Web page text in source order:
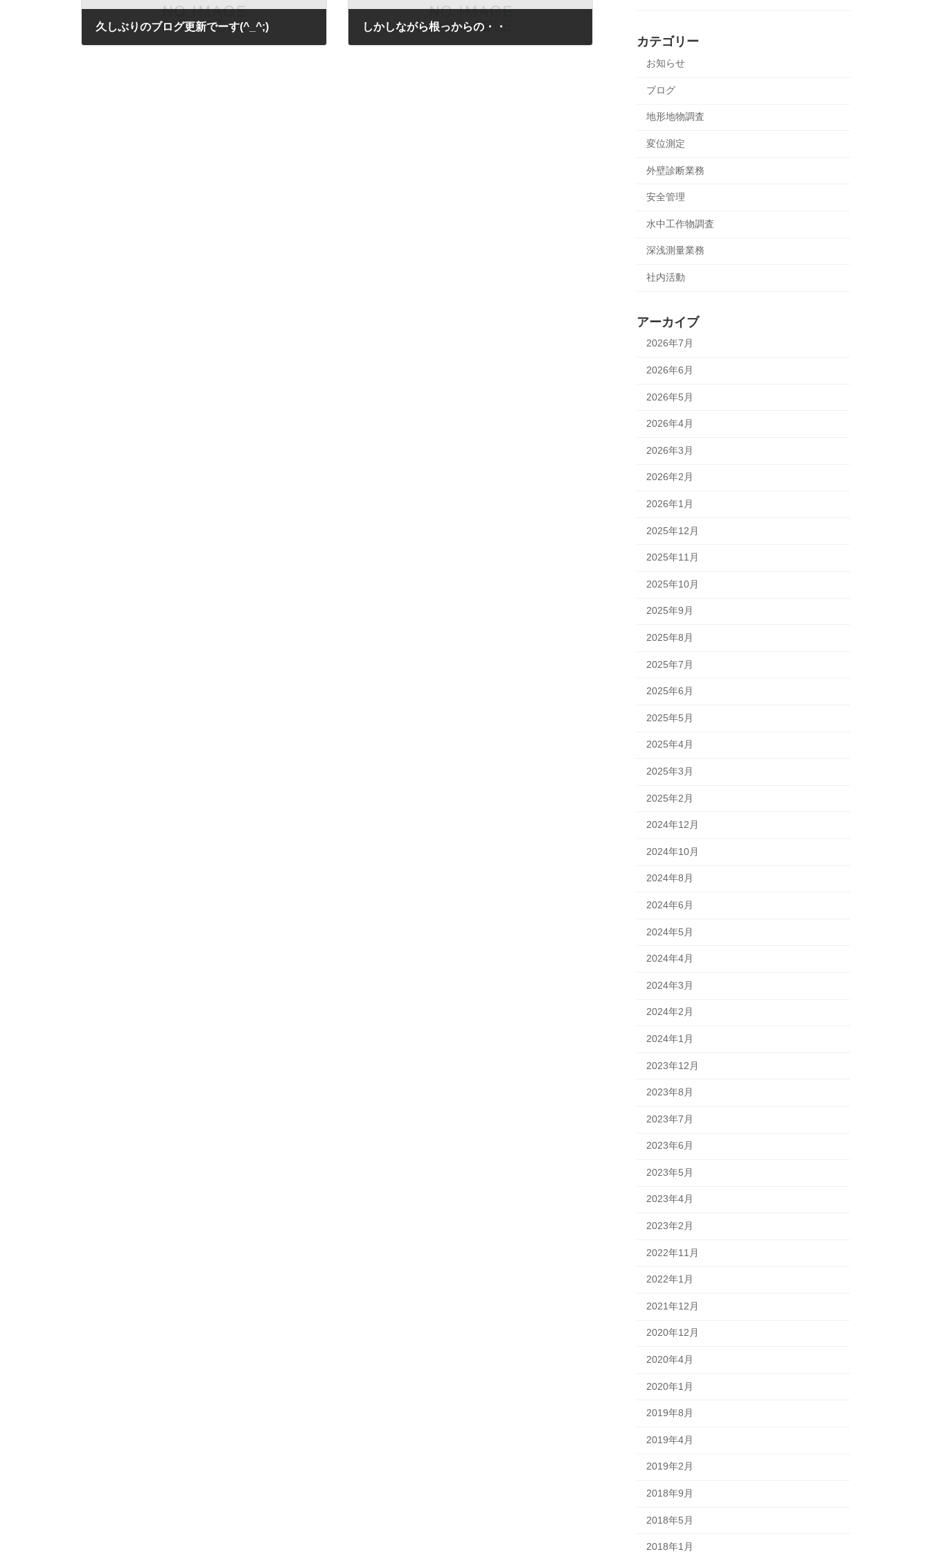
久しぶりのブログ更新でーす(^_^;) しかしながら根っからの・・
カテゴリー
お知らせ
ブログ
地形地物調査
変位測定
外壁診断業務
安全管理
水中工作物調査
深浅測量業務
社内活動
アーカイブ
2026年7月
2026年6月
2026年5月
2026年4月
2026年3月
2026年2月
2026年1月
2025年12月
2025年11月
2025年10月
2025年9月
2025年8月
2025年7月
2025年6月
2025年5月
2025年4月
2025年3月
2025年2月
2024年12月
2024年10月
2024年8月
2024年6月
2024年5月
2024年4月
2024年3月
2024年2月
2024年1月
2023年12月
2023年8月
2023年7月
2023年6月
2023年5月
2023年4月
2023年2月
2022年11月
2022年1月
2021年12月
2020年12月
2020年4月
2020年1月
2019年8月
2019年4月
2019年2月
2018年9月
2018年5月
2018年1月